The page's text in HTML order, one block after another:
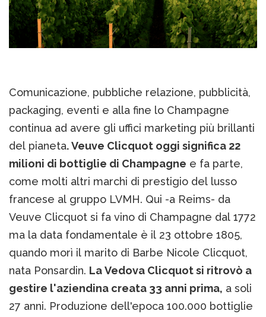
Comunicazione, pubbliche relazione, pubblicità,
packaging, eventi e alla fine lo Champagne
continua ad avere gli uffici marketing più brillanti
del pianeta. Veuve Clicquot oggi significa 22
milioni di bottiglie di Champagne e fa parte,
come molti altri marchi di prestigio del lusso
francese al gruppo LVMH. Qui -a Reims- da
Veuve Clicquot si fa vino di Champagne dal 1772
ma la data fondamentale è il 23 ottobre 1805,
quando morì il marito di Barbe Nicole Clicquot,
nata Ponsardin. La Vedova Clicquot si ritrovò a
gestire l'aziendina creata 33 anni prima, a soli
27 anni. Produzione dell'epoca 100.000 bottiglie